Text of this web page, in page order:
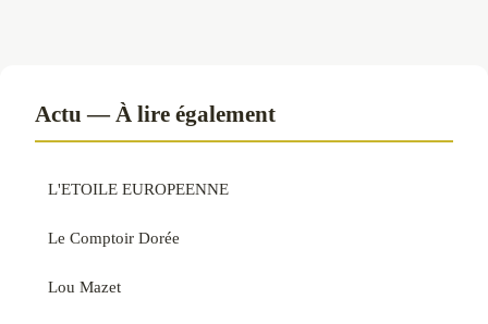
Actu — À lire également
L'ETOILE EUROPEENNE
Le Comptoir Dorée
Lou Mazet